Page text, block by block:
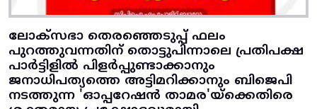
ലോക്സഭാ തെരഞ്ഞെടുപ്പ് ഫലം
പുറത്തുവന്നതിന് തൊട്ടുപിന്നാലെ പ്രതിപക്ഷ
പാർട്ടിളിൽ പിളർപ്പുണ്ടാക്കാനും
ജനാധിപത്യത്തെ അട്ടിമറിക്കാനും ബിജെപി
നടത്തുന്ന 'ഓപ്പറേഷൻ താമര'യ്ക്കെതിരെ